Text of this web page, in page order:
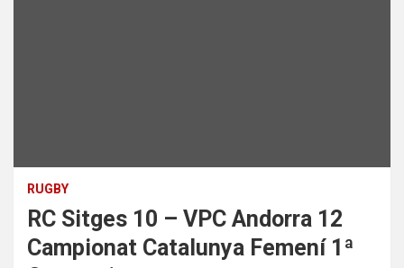
RUGBY
RC Sitges 10 – VPC Andorra 12
Campionat Catalunya Femení 1ª